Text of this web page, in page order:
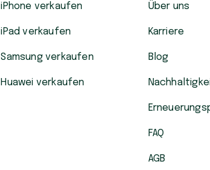
iPhone verkaufen
iPad verkaufen
Samsung verkaufen
Huawei verkaufen
Über uns
Karriere
Blog
FAQ
AGB